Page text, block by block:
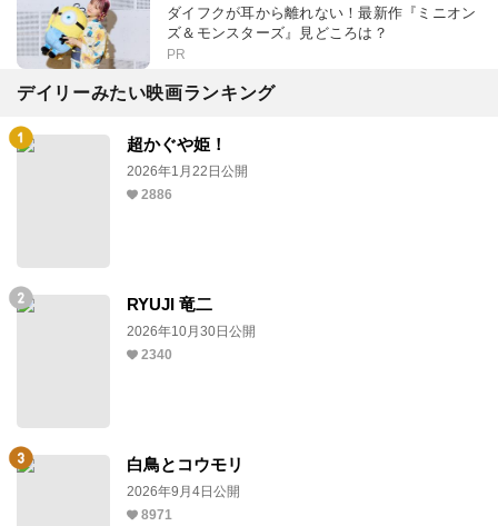
ダイフクが耳から離れない！最新作『ミニオン
ズ＆モンスターズ』見どころは？
PR
デイリーみたい映画ランキング
超かぐや姫！
2026年1月22日公開
2886
RYUJI 竜二
2026年10月30日公開
2340
白鳥とコウモリ
2026年9月4日公開
8971